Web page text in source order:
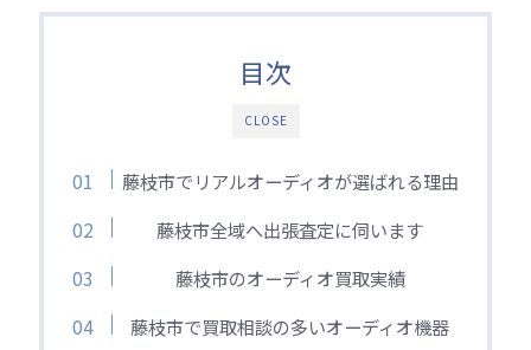
CLOSE
目次
藤枝市でリアルオーディオが選ばれる理由
藤枝市全域へ出張査定に伺います
藤枝市のオーディオ買取実績
藤枝市で買取相談の多いオーディオ機器